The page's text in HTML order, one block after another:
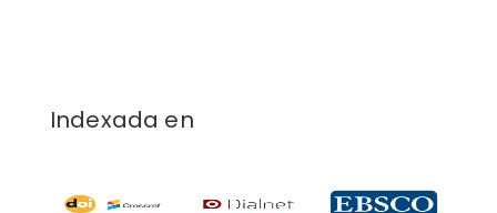
Indexada en